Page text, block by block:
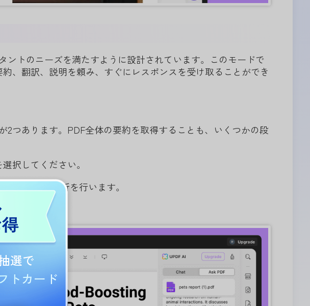
ントのニーズを満たすように設計されています。このモードで
、翻訳、説明を頼み、すぐにレスポンスを受け取ることができ
2つあります。PDF全体の要約を取得することも、いくつかの段
択してください。
み込み・解析を行います。
。
選で
トカード